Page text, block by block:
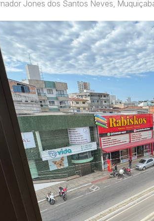
Jones dos Santos Neves,